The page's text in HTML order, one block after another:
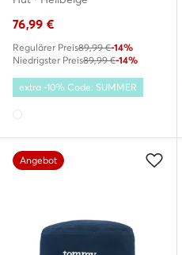
76,99 €
Regulärer Preis89,99 €-14%
Niedrigster Preis89,99 €-14%
extra -10% Code: SUMMER
Angebot